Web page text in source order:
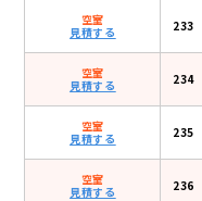
空室
見積する
233
空室
見積する
234
空室
見積する
235
空室
見積する
236